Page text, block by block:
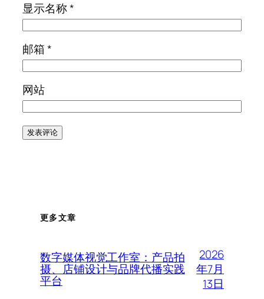
显示名称*
邮箱*
网站
更多文章
数字媒体视觉工作室：产品拍
摄、店铺设计与品牌代播实践
平台
2026
年7月
13日